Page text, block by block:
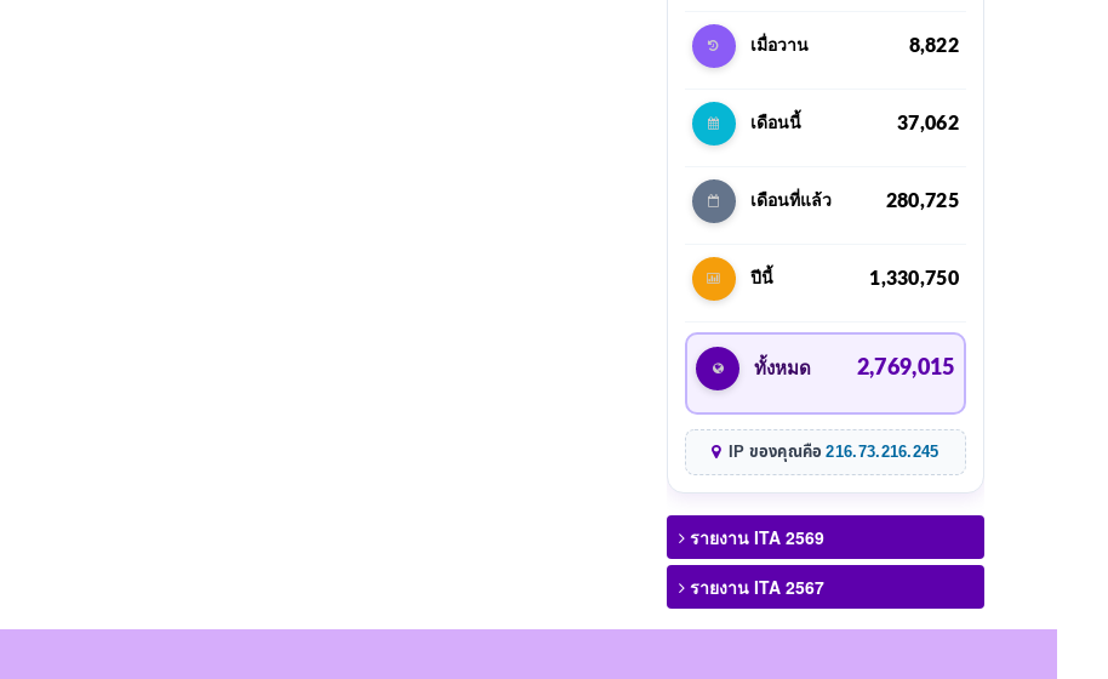
เมื่อวาน 8,822
เดือนนี้ 37,062
เดือนที่แล้ว 280,725
ปีนี้ 1,330,750
ทั้งหมด 2,769,015
IP ของคุณคือ216.73.216.245
รายงาน ITA 2569
รายงาน ITA 2567